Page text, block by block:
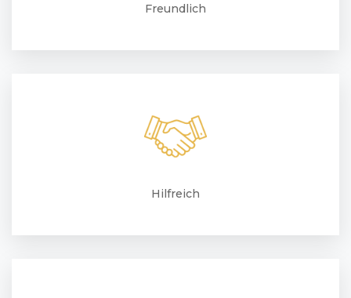
Freundlich
Hilfreich